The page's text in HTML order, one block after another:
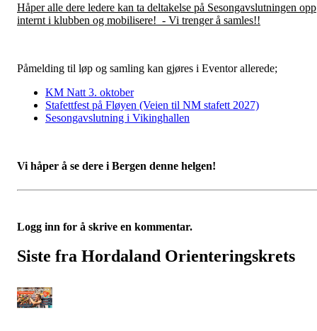
Håper alle dere ledere kan ta deltakelse på Sesongavslutningen opp
internt i klubben og mobilisere! - Vi trenger å samles!!
Påmelding til løp og samling kan gjøres i Eventor allerede;
KM Natt 3. oktober
Stafettfest på Fløyen (Veien til NM stafett 2027)
Sesongavslutning i Vikinghallen
Vi håper å se dere i Bergen denne helgen!
Logg inn for å skrive en kommentar.
Siste fra Hordaland Orienteringskrets